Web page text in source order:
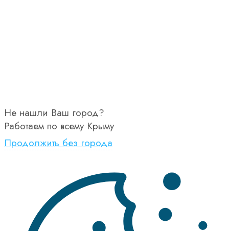
Не нашли Ваш город?
Работаем по всему Крыму
Продолжить без города